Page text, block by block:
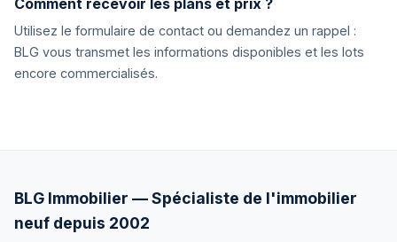
Comment recevoir les plans et prix ?
Utilisez le formulaire de contact ou demandez un rappel :
BLG vous transmet les informations disponibles et les lots
encore commercialisés.
BLG Immobilier — Spécialiste de l'immobilier
neuf depuis 2002